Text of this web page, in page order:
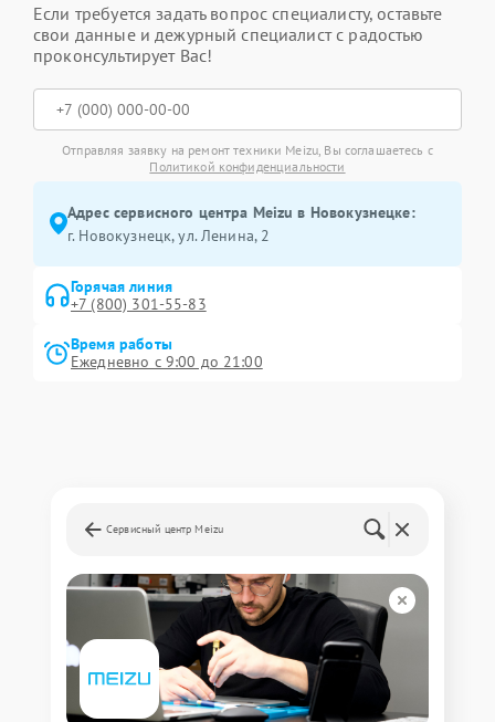
Если требуется задать вопрос специалисту, оставьте
свои данные и дежурный специалист с радостью
проконсультирует Вас!
Отправляя заявку на ремонт техники Meizu, Вы соглашаетесь с
Политикой конфиденциальности
Адрес сервисного центра Meizu в Новокузнецке:
г. Новокузнецк, ул. Ленина, 2
Горячая линия
+7 (800) 301-55-83
Время работы
Ежедневно с 9:00 до 21:00
Сервисный центр Meizu